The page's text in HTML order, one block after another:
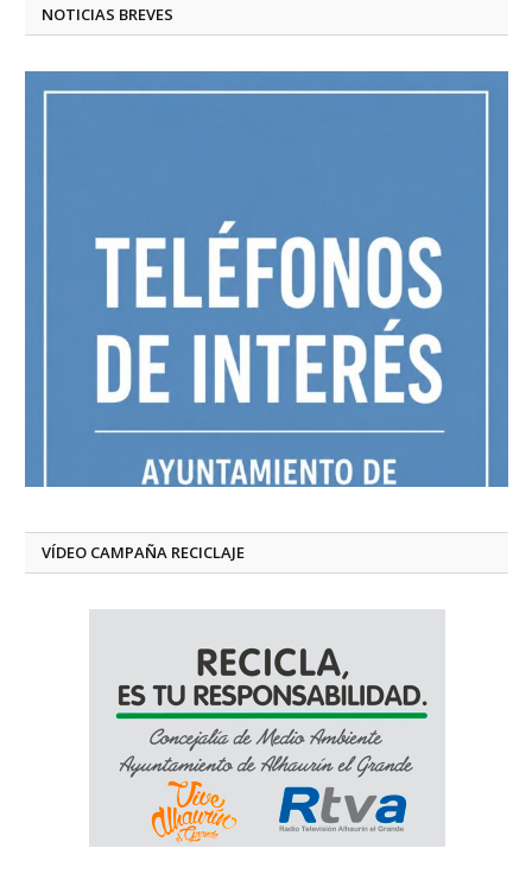
NOTICIAS BREVES
VÍDEO CAMPAÑA RECICLAJE